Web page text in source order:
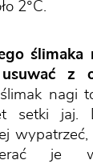
2°C.
ślimaka
z
nagi
setki jaj.
wypatrzeć,
je